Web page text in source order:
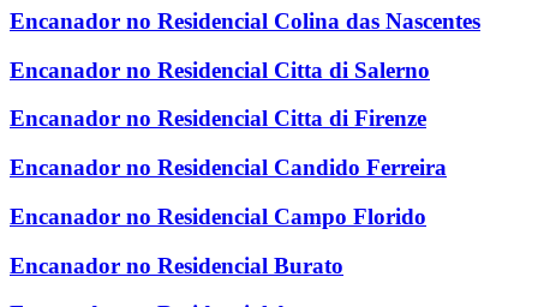
Encanador no Residencial Colina das Nascentes
Encanador no Residencial Citta di Salerno
Encanador no Residencial Citta di Firenze
Encanador no Residencial Candido Ferreira
Encanador no Residencial Campo Florido
Encanador no Residencial Burato